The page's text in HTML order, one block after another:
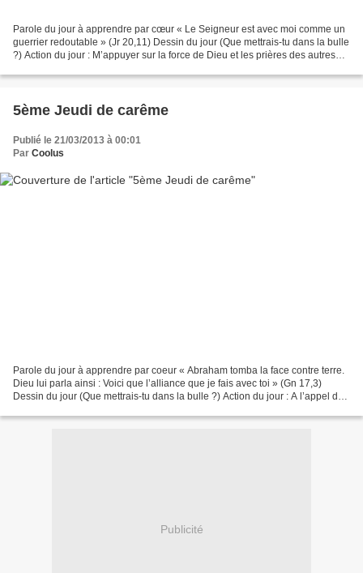
Parole du jour à apprendre par cœur « Le Seigneur est avec moi comme un
guerrier redoutable » (Jr 20,11) Dessin du jour (Que mettrais-tu dans la bulle
?) Action du jour : M’appuyer sur la force de Dieu et les prières des autres
5ème Jeudi de carême
Publié le 21/03/2013 à 00:01
Par Coolus
Parole du jour à apprendre par coeur « Abraham tomba la face contre terre.
Dieu lui parla ainsi : Voici que l’alliance que je fais avec toi » (Gn 17,3)
Dessin du jour (Que mettrais-tu dans la bulle ?) Action du jour : A l’appel de
Publicité